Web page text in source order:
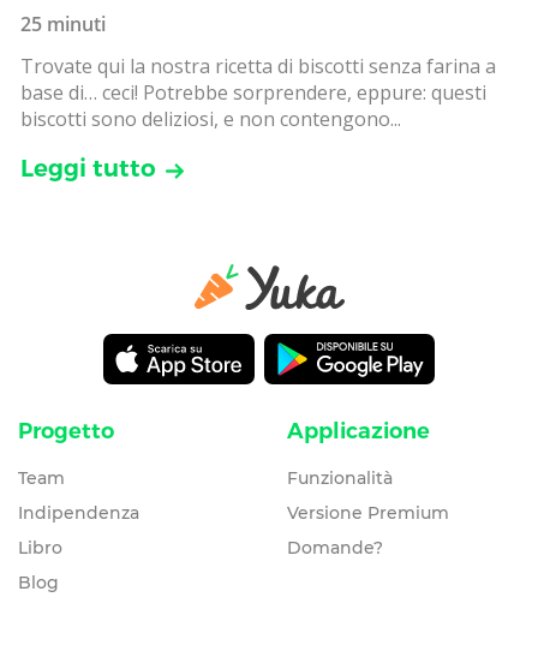
25 minuti
Trovate qui la nostra ricetta di biscotti senza farina a
base di… ceci! Potrebbe sorprendere, eppure: questi
biscotti sono deliziosi, e non contengono...
Leggi tutto
Progetto
Team
Indipendenza
Libro
Blog
Applicazione
Funzionalità
Versione Premium
Domande?